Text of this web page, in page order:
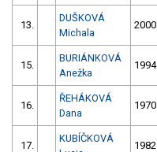
13.
DUŠKOVÁ
Michala
2000
15.
BURIÁNKOVÁ
Anežka
1994
16.
ŘEHÁKOVÁ
Dana
1970
17.
KUBÍČKOVÁ
1982